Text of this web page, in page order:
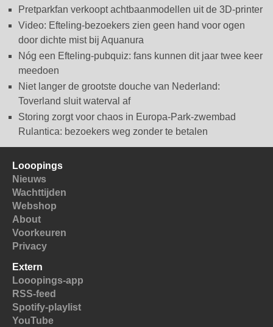
Pretparkfan verkoopt achtbaanmodellen uit de 3D-printer
Video: Efteling-bezoekers zien geen hand voor ogen
door dichte mist bij Aquanura
Nóg een Efteling-pubquiz: fans kunnen dit jaar twee keer
meedoen
Niet langer de grootste douche van Nederland:
Toverland sluit waterval af
Storing zorgt voor chaos in Europa-Park-zwembad
Rulantica: bezoekers weg zonder te betalen
Looopings
Nieuws
Wachttijden
Webshop
About
Voorkeuren
Privacy
Extern
Looopings-app
RSS-feed
Spotify-playlist
YouTube